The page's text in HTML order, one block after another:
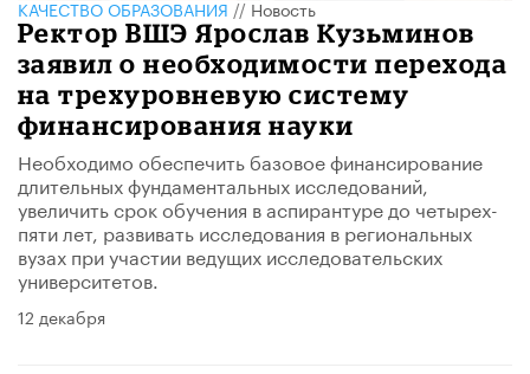
КАЧЕСТВО ОБРАЗОВАНИЯ//Новость
Ректор ВШЭ Ярослав Кузьминов
заявил о необходимости перехода
на трехуровневую систему
финансирования науки
Необходимо обеспечить базовое финансирование
длительных фундаментальных исследований,
увеличить срок обучения в аспирантуре до четырех-
пяти лет, развивать исследования в региональных
вузах при участии ведущих исследовательских
университетов.
12 декабря